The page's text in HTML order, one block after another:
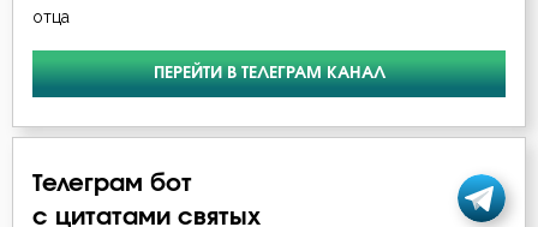
Гнев
Никон Оптинский (Беляев)
Петр Дамаскин
Серафим Саровский
Феодор Студит
отца
ПЕРЕЙТИ В ТЕЛЕГРАМ КАНАЛ
Телеграм бот
с цитатами святых